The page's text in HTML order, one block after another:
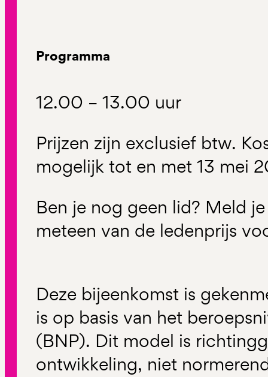
Programma
12.00 – 13.00 uur
Prijzen zijn exclusief btw.
mogelijk tot en met 13 mei
Ben je nog geen lid? Meld
meteen van de ledenprijs
Deze bijeenkomst is
is op basis van het
(BNP). Dit model is
ontwikkeling, niet